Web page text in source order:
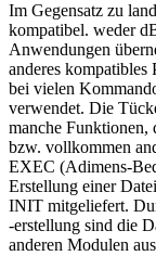
Im Gegensatz zu
kompatibel. weder
Anwendungen
anderes
bei vielen
verwendet. Die
manche Funktionen,
bzw. vollkommen
EXEC (Adimens-
Erstellung einer
INIT mitgeliefert.
-erstellung sind die
anderen Modulen